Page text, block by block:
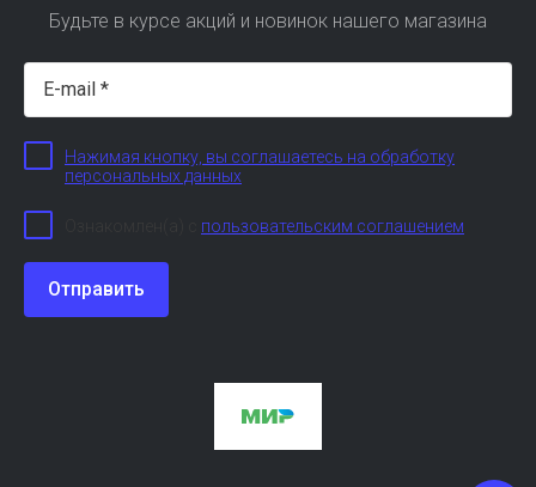
Будьте в курсе акций и новинок нашего магазина
Нажимая кнопку, вы соглашаетесь на обработку
персональных данных
пользовательским соглашением
Отправить